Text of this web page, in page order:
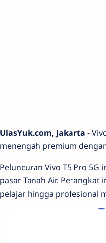
UlasYuk.com, Jakarta -
menengah premium
Peluncuran Vivo T5 Pro
pasar Tanah Air.
pelajar hingga profesional